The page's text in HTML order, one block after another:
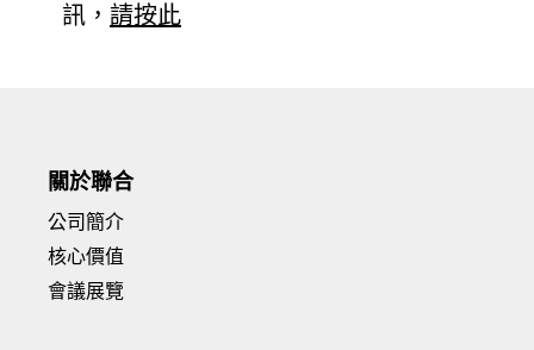
訊， 請按此
關於聯合
公司簡介
核心價值
會議展覽